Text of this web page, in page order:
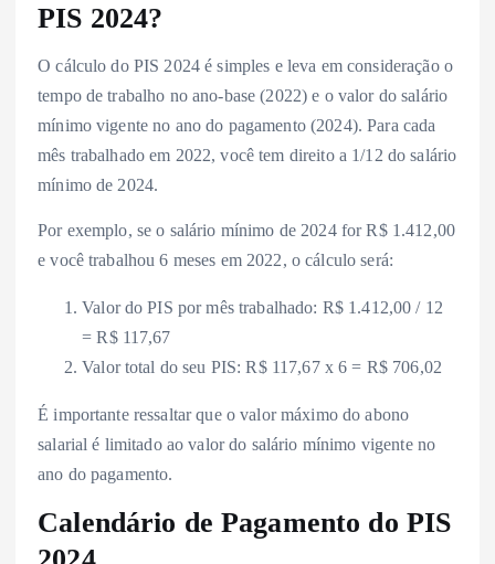
PIS 2024?
O cálculo do PIS 2024 é simples e leva em consideração o
tempo de trabalho no ano-base (2022) e o valor do salário
mínimo vigente no ano do pagamento (2024). Para cada
mês trabalhado em 2022, você tem direito a 1/12 do salário
mínimo de 2024.
Por exemplo, se o salário mínimo de 2024 for R$ 1.412,00
e você trabalhou 6 meses em 2022, o cálculo será:
Valor do PIS por mês trabalhado: R$ 1.412,00 / 12
= R$ 117,67
Valor total do seu PIS: R$ 117,67 x 6 = R$ 706,02
É importante ressaltar que o valor máximo do abono
salarial é limitado ao valor do salário mínimo vigente no
ano do pagamento.
Calendário de Pagamento do PIS